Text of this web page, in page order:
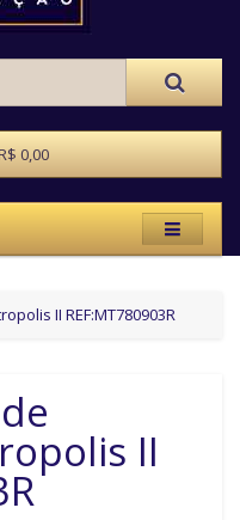
0,00
II REF:MT780903R
II